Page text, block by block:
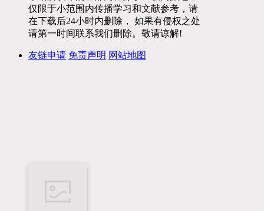
仅限于小范围内传播学习和文献参考，请
在下载后24小时内删除， 如果有侵权之处
请第一时间联系我们删除。敬请谅解!
友链申请 免责声明 网站地图